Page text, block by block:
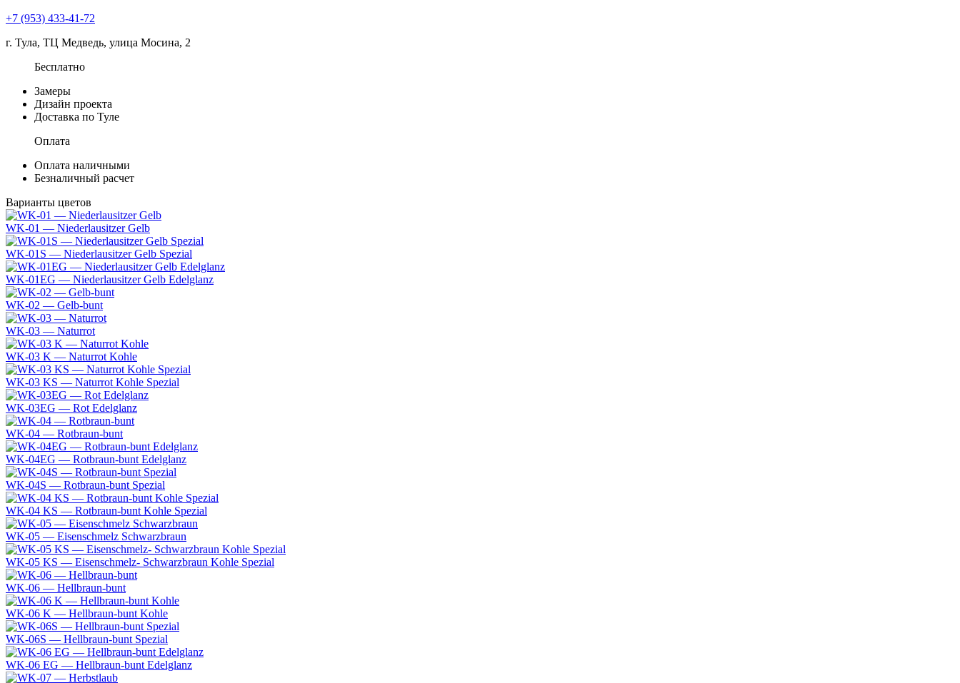
+7 (953) 433-41-72
г. Тула, ТЦ Медведь, улица Мосина, 2
Бесплатно
Замеры
Дизайн проекта
Доставка по Туле
Оплата
Оплата наличными
Безналичный расчет
Варианты цветов
WK-01 — Niederlausitzer Gelb
WK-01S — Niederlausitzer Gelb Spezial
WK-01EG — Niederlausitzer Gelb Edelglanz
WK-02 — Gelb-bunt
WK-03 — Naturrot
WK-03 K — Naturrot Kohle
WK-03 KS — Naturrot Kohle Spezial
WK-03EG — Rot Edelglanz
WK-04 — Rotbraun-bunt
WK-04EG — Rotbraun-bunt Edelglanz
WK-04S — Rotbraun-bunt Spezial
WK-04 KS — Rotbraun-bunt Kohle Spezial
WK-05 — Eisenschmelz Schwarzbraun
WK-05 KS — Eisenschmelz- Schwarzbraun Kohle Spezial
WK-06 — Hellbraun-bunt
WK-06 K — Hellbraun-bunt Kohle
WK-06S — Hellbraun-bunt Spezial
WK-06 EG — Hellbraun-bunt Edelglanz